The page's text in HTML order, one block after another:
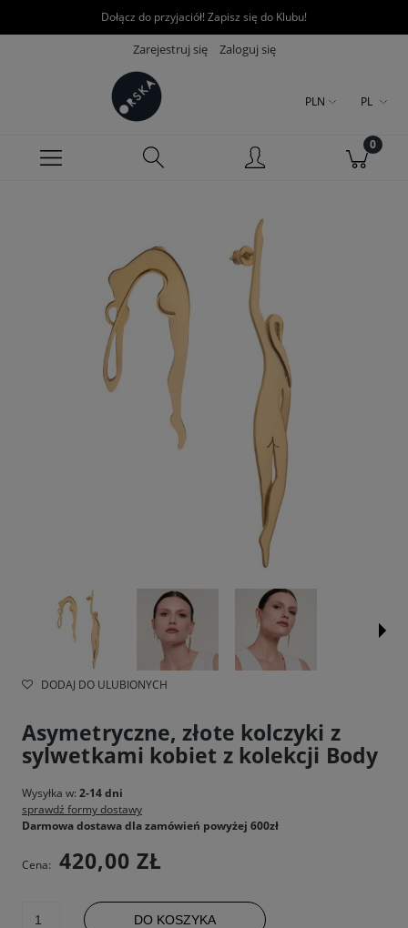
Dołącz do przyjaciół! Zapisz się do Klubu!
Zarejestruj się Zaloguj się
PLN PL
DODAJ DO ULUBIONYCH
Asymetryczne, złote kolczyki z
sylwetkami kobiet z kolekcji Body
Wysyłka w: 2-14 dni
sprawdź formy dostawy
Darmowa dostawa dla zamówień powyżej 600zł
Cena: 420,00 ZŁ
DO KOSZYKA